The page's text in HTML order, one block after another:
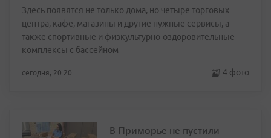
Здесь появятся не только дома, но четыре торговых
центра, кафе, магазины и другие нужные сервисы, а
также спортивные и физкультурно-оздоровительные
комплексы с бассейном
сегодня, 20:20 4 фото
В Приморье не пустили